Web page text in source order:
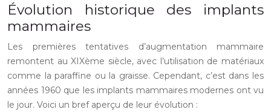
Évolution historique des implants
mammaires
Les premières tentatives d’augmentation mammaire
remontent au XIXème siècle, avec l’utilisation de matériaux
comme la paraffine ou la graisse. Cependant, c’est dans les
années 1960 que les implants mammaires modernes ont vu
le jour. Voici un bref aperçu de leur évolution :